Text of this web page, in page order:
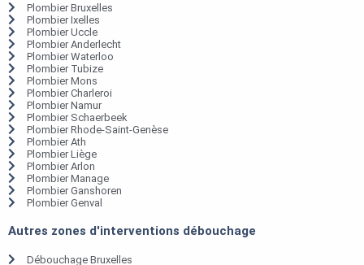
Plombier Bruxelles
Plombier Ixelles
Plombier Uccle
Plombier Anderlecht
Plombier Waterloo
Plombier Tubize
Plombier Mons
Plombier Charleroi
Plombier Namur
Plombier Schaerbeek
Plombier Rhode-Saint-Genèse
Plombier Ath
Plombier Liège
Plombier Arlon
Plombier Manage
Plombier Ganshoren
Plombier Genval
Autres zones d'interventions débouchage
Débouchage Bruxelles